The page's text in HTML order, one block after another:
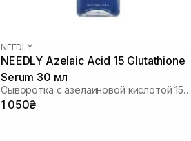
NEEDLY
NEEDLY Azelaic Acid 15 Glutathione
Serum 30 мл
Сыворотка с азелаиновой кислотой 15% и глутатиона
1 050₴